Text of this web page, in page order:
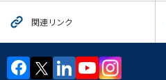
関連リンク